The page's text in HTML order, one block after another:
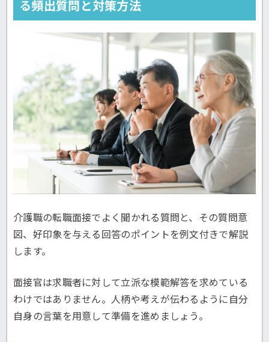
る頻出質問と対策方法
介護職の転職面接でよく聞かれる質問と、その質問意
図、好印象を与える回答のポイントを例文付きで解説
します。
面接官は求職者に対して立派な模範解答を求めている
わけではありません。人柄や考えが伝わるように自分
自身の言葉を用意して準備を進めましょう。